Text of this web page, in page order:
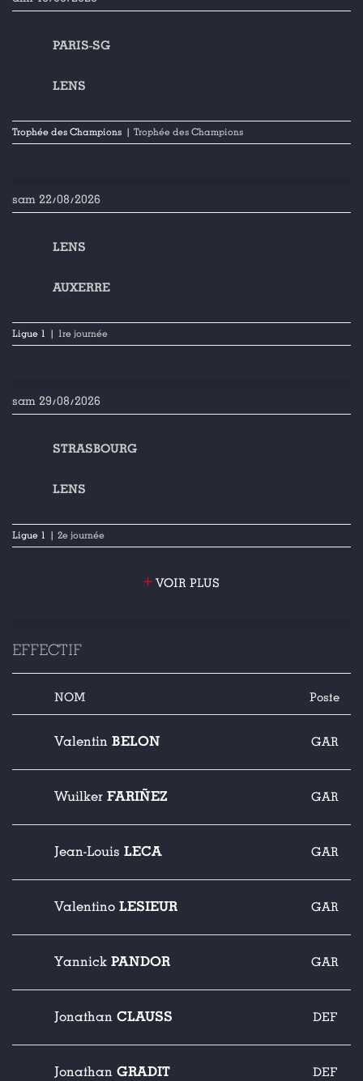
PARIS-SG
LENS
Trophée des Champions | Trophée des Champions
sam 22/08/2026
LENS
AUXERRE
Ligue 1 | 1re journée
sam 29/08/2026
STRASBOURG
LENS
Ligue 1 | 2e journée
+ VOIR PLUS
EFFECTIF
NOM Poste
Valentin BELON GAR
Wuilker FARIÑEZ GAR
Jean-Louis LECA GAR
Valentino LESIEUR GAR
Yannick PANDOR GAR
Jonathan CLAUSS DEF
Jonathan GRADIT DEF